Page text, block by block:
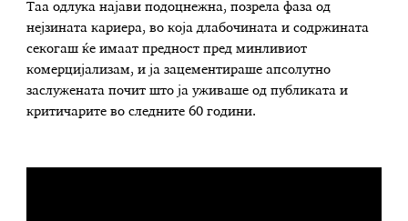
Таа одлука најави подоцнежна, позрела фаза од
нејзината кариера, во која длабочината и содржината
секогаш ќе имаат предност пред минливиот
комерцијализам, и ја зацементираше апсолутно
заслужената почит што ја уживаше од публиката и
критичарите во следните 60 години.